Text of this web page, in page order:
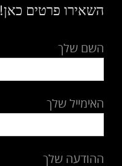
השאירו פרטים כאן!
השם שלך
האימייל שלך
ההודעה שלך